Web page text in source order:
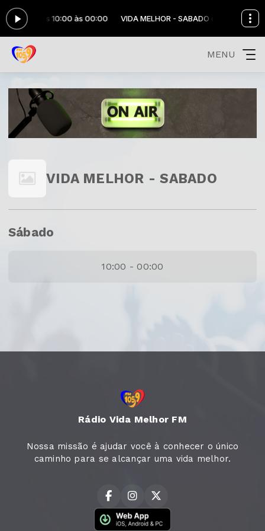
das 10:00 às 00:00 VIDA MELHOR - SABADO das 10:00 às
MENU
VIDA MELHOR - SABADO
Sábado
10:00 - 00:00
Rádio Vida Melhor FM
Nossa missão é ajudar você à conhecer o único
caminho para se alcançar uma vida melhor.